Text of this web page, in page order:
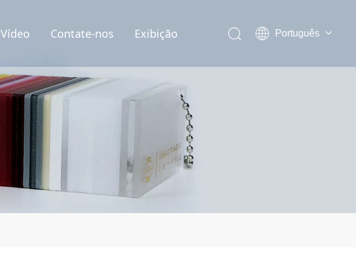
Vídeo Contate-nos Exibição Português
العربية